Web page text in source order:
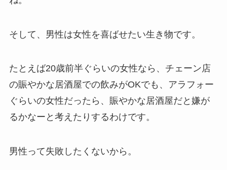
そして、男性は女性を喜ばせたい生き物です。
たとえば20歳前半ぐらいの女性なら、チェーン店
の賑やかな居酒屋での飲みがOKでも、アラフォー
ぐらいの女性だったら、賑やかな居酒屋だと嫌が
るかなーと考えたりするわけです。
男性って失敗したくないから。